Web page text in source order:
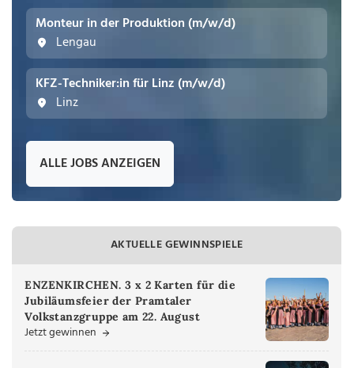
Monteur in der Produktion (m/w/d)
Lengau
KFZ-Techniker:in für Linz (m/w/d)
Linz
ALLE JOBS ANZEIGEN
AKTUELLE GEWINNSPIELE
ENZENKIRCHEN. 3 x 2 Karten für die
Jubiläumsfeier der Pramtaler
Volkstanzgruppe am 22. August
Jetzt gewinnen